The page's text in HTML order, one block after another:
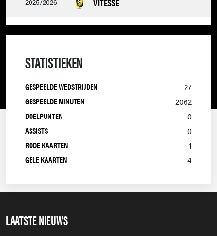
2025/2026 VITESSE
2024/2025 RODA JC
2023/2024
2021/2022
2020/2021
STATISTIEKEN
GESPEELDE WEDSTRIJDEN
27
GESPEELDE MINUTEN
2062
DOELPUNTEN
0
ASSISTS
0
RODE KAARTEN
1
GELE KAARTEN
4
LAATSTE NIEUWS